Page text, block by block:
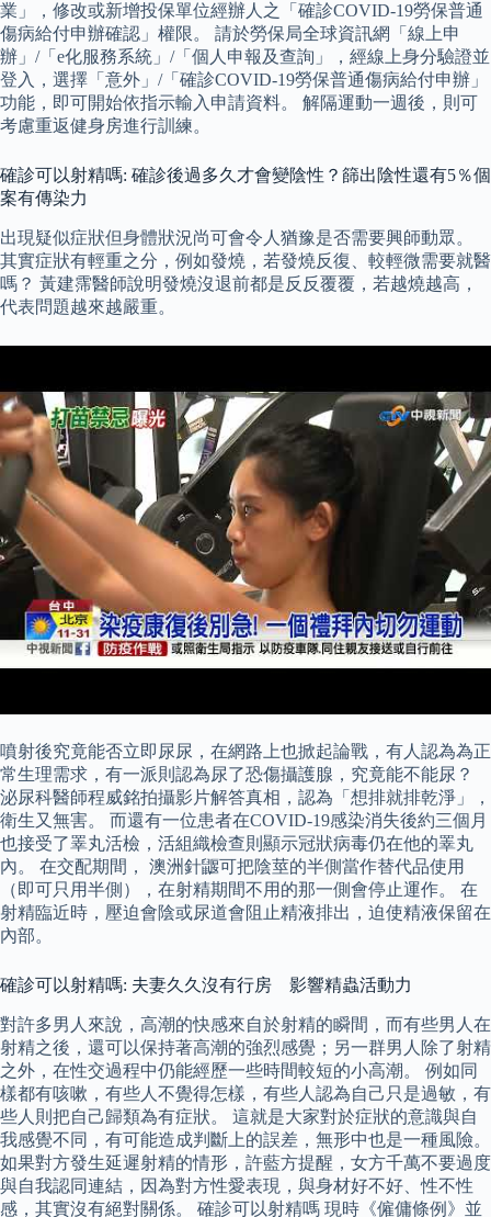
業」，修改或新增投保單位經辦人之「確診COVID-19勞保普通
傷病給付申辦確認」權限。 請於勞保局全球資訊網「線上申
辦」/「e化服務系統」/「個人申報及查詢」，經線上身分驗證並
登入，選擇「意外」/「確診COVID-19勞保普通傷病給付申辦」
功能，即可開始依指示輸入申請資料。 解隔運動一週後，則可
考慮重返健身房進行訓練。
確診可以射精嗎: 確診後過多久才會變陰性？篩出陰性還有5％個
案有傳染力
出現疑似症狀但身體狀況尚可會令人猶豫是否需要興師動眾。
其實症狀有輕重之分，例如發燒，若發燒反復、較輕微需要就醫
嗎？ 黃建霈醫師說明發燒沒退前都是反反覆覆，若越燒越高，
代表問題越來越嚴重。
噴射後究竟能否立即尿尿，在網路上也掀起論戰，有人認為為正
常生理需求，有一派則認為尿了恐傷攝護腺，究竟能不能尿？
泌尿科醫師程威銘拍攝影片解答真相，認為「想排就排乾淨」，
衛生又無害。 而還有一位患者在COVID-19感染消失後約三個月
也接受了睪丸活檢，活組織檢查則顯示冠狀病毒仍在他的睪丸
內。 在交配期間， 澳洲針鼴可把陰莖的半側當作替代品使用
（即可只用半側），在射精期間不用的那一側會停止運作。 在
射精臨近時，壓迫會陰或尿道會阻止精液排出，迫使精液保留在
內部。
確診可以射精嗎: 夫妻久久沒有行房 影響精蟲活動力
對許多男人來說，高潮的快感來自於射精的瞬間，而有些男人在
射精之後，還可以保持著高潮的強烈感覺；另一群男人除了射精
之外，在性交過程中仍能經歷一些時間較短的小高潮。 例如同
樣都有咳嗽，有些人不覺得怎樣，有些人認為自己只是過敏，有
些人則把自己歸類為有症狀。 這就是大家對於症狀的意識與自
我感覺不同，有可能造成判斷上的誤差，無形中也是一種風險。
如果對方發生延遲射精的情形，許藍方提醒，女方千萬不要過度
與自我認同連結，因為對方性愛表現，與身材好不好、性不性
感，其實沒有絕對關係。 確診可以射精嗎 現時《僱傭條例》並